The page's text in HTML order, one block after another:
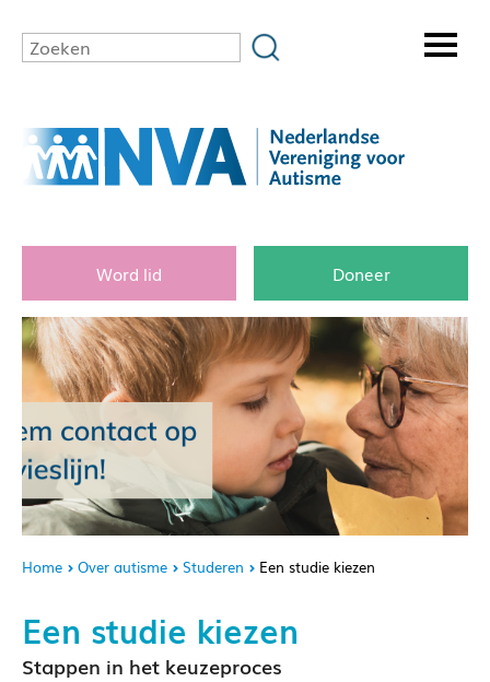
Word lid Doneer
Home Over autisme Studeren Een studie kiezen
Een studie kiezen
Stappen in het keuzeproces